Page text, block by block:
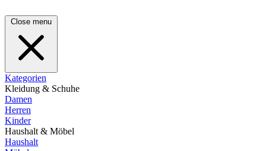
Close menu
Kategorien
Kleidung & Schuhe
Damen
Herren
Kinder
Haushalt & Möbel
Haushalt